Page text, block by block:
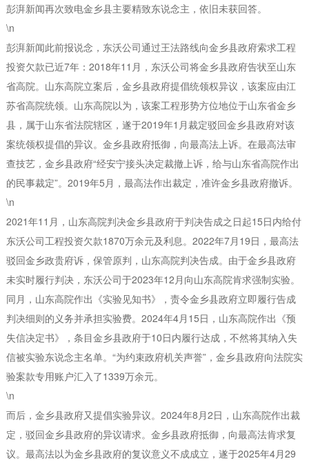
彭湃新闻再次致电金乡县主要精致东说念主，依旧未获回答。
\n
彭湃新闻此前报说念，东沃公司通过王法路线向金乡县政府索求工程
投资欠款已近7年：2018年11月，东沃公司将金乡县政府告状至山东
省高院。山东高院立案后，金乡县政府提倡统领权异议，该案应由江
苏省高院统领。山东高院以为，该案工程形势方位地位于山东省金乡
县，属于山东省法院辖区，遂于2019年1月裁定驳回金乡县政府对该
案统领权提倡的异议。金乡县政府抵御，向最高法上诉。在最高法审
查技艺，金乡县政府“经安宁接头决定裁撤上诉，给与山东省高院作出
的民事裁定”。2019年5月，最高法作出裁定，准许金乡县政府撤诉。
\n
2021年11月，山东高院判决金乡县政府于判决告成之日起15日内给付
东沃公司工程投资欠款1870万余元及利息。2022年7月19日，最高法
驳回金乡政贵府诉，保管原判，山东高院判决告成。由于金乡县政府
未实时履行判决，东沃公司于2023年12月向山东高院肯求强制实验。
同月，山东高院作出《实验见知书》，责令金乡县政府立即履行告成
判决细则的义务并承担实验费。2024年4月15日，山东高院作出《预
失信决定书》，条目金乡县政府于10日内履行达成，不然将其纳入失
信被实验东说念主名单。“为约束政府机关声誉”，金乡县政府向法院实
验案款专用账户汇入了1339万余元。
\n
而后，金乡县政府又提倡实验异议。2024年8月2日，山东高院作出裁
定，驳回金乡县政府的异议请求。金乡县政府抵御，向最高法肯求复
议。最高法以为金乡县政府的复议意义不成成立，遂于2025年4月29